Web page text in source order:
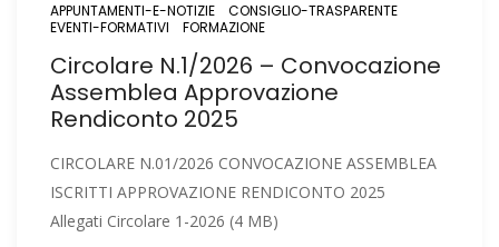
APPUNTAMENTI-E-NOTIZIE
CONSIGLIO-TRASPARENTE
EVENTI-FORMATIVI
FORMAZIONE
Circolare N.1/2026 – Convocazione
Assemblea Approvazione
Rendiconto 2025
CIRCOLARE N.01/2026 CONVOCAZIONE ASSEMBLEA
ISCRITTI APPROVAZIONE RENDICONTO 2025
Allegati Circolare 1-2026 (4 MB)